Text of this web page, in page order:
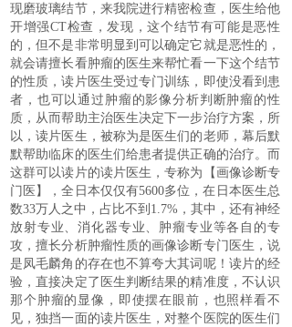
现磨玻璃结节，来我院进行精密检查，医生给他
开增强CT检查，发现，这个结节有可能是恶性
的，但不是非常明显到可以确定它就是恶性的，
就会请擅长看肿瘤的医生来帮忙看一下这个结节
的性质，读片医生受过专门训练，即使没看到患
者，也可以通过肿瘤的影像分析判断肿瘤的性
质，从而帮助主治医生决定下一步治疗方案，所
以，读片医生，被称为是医生们的老师，幕后默
默帮助临床的医生们给患者提供正确的治疗。而
这群可以读片的读片医生，专称为【画像诊断专
门医】，全日本仅仅有5600多位，在日本医生总
数33万人之中，占比不到 1.7% ，其中，还有神经
放射专业、消化器专业、肿瘤专业等各自的专
攻，擅长分析肿瘤性质的画像诊断专门医生，说
是凤毛麟角的存在也不算夸大其词呢！读片的经
验，直接决定了医生判断结果的精准度，不认识
那个肿瘤的显像，即使摆在眼前，也照样看不
见，独挡一面的读片医生，对整个医院的医生们